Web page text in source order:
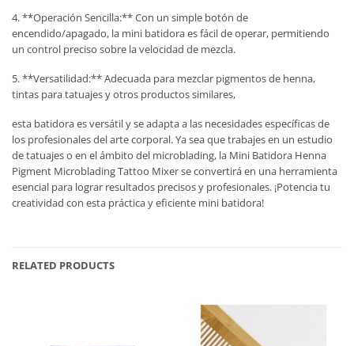
4. **Operación Sencilla:** Con un simple botón de
encendido/apagado, la mini batidora es fácil de operar, permitiendo
un control preciso sobre la velocidad de mezcla.
5. **Versatilidad:** Adecuada para mezclar pigmentos de henna,
tintas para tatuajes y otros productos similares,
esta batidora es versátil y se adapta a las necesidades específicas de
los profesionales del arte corporal. Ya sea que trabajes en un estudio
de tatuajes o en el ámbito del microblading, la Mini Batidora Henna
Pigment Microblading Tattoo Mixer se convertirá en una herramienta
esencial para lograr resultados precisos y profesionales. ¡Potencia tu
creatividad con esta práctica y eficiente mini batidora!
RELATED PRODUCTS